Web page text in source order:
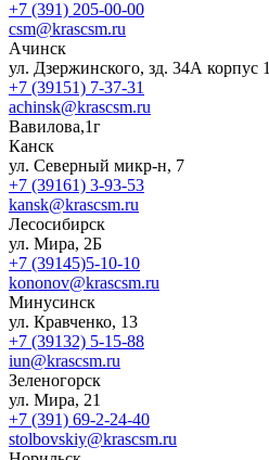
+7 (391) 205-00-00
csm@krascsm.ru
Ачинск
ул. Дзержинского, зд. 34А корпус 1
+7 (39151) 7-37-31
achinsk@krascsm.ru
Вавилова,1г
Канск
ул. Северный микр-н, 7
+7 (39161) 3-93-53
kansk@krascsm.ru
Лесосибирск
ул. Мира, 2Б
+7 (39145)5-10-10
kononov@krascsm.ru
Минусинск
ул. Кравченко, 13
+7 (39132) 5-15-88
iun@krascsm.ru
Зеленогорск
ул. Мира, 21
+7 (391) 69-2-24-40
stolbovskiy@krascsm.ru